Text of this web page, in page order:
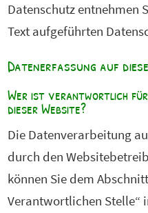
Datenschutz entnehmen
Text aufgeführten
Datenerfassung auf
Wer ist verantwortlich
dieser Website?
Die Datenverarbeitung
durch den
können Sie dem
Verantwortlichen Stelle“